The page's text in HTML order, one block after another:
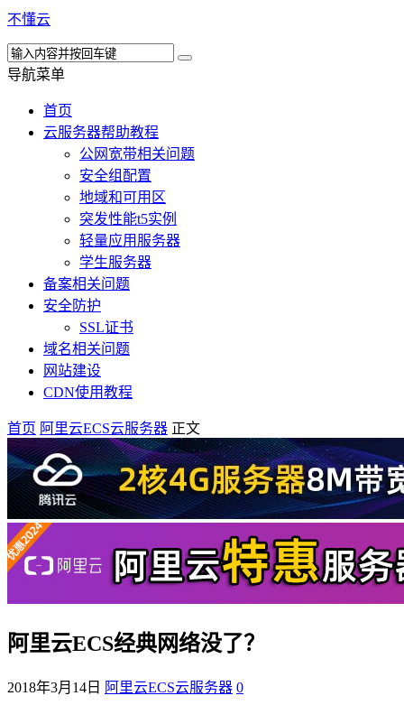
不懂云
导航菜单
首页
云服务器帮助教程
公网宽带相关问题
安全组配置
地域和可用区
突发性能t5实例
轻量应用服务器
学生服务器
备案相关问题
安全防护
SSL证书
域名相关问题
网站建设
CDN使用教程
首页 阿里云ECS云服务器 正文
阿里云ECS经典网络没了？
2018年3月14日 阿里云ECS云服务器 0